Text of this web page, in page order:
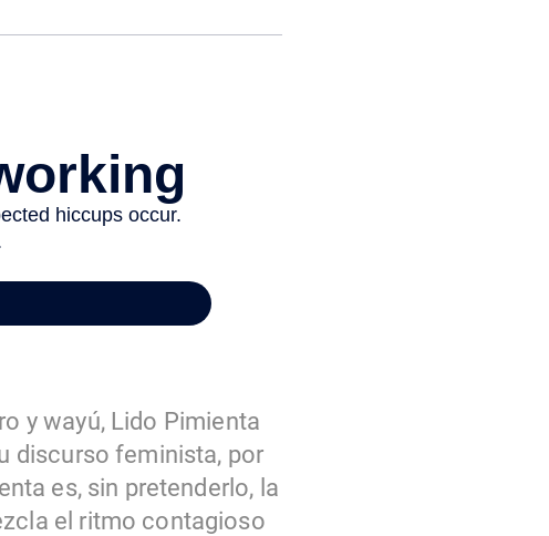
y wayú, Lido Pimienta
discurso feminista, por
es, sin pretenderlo, la
el ritmo contagioso